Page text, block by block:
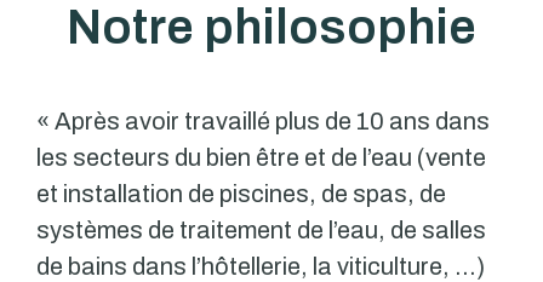
Notre philosophie
« Après avoir travaillé plus de 10 ans dans
les secteurs du bien être et de l’eau (vente
et installation de piscines, de spas, de
systèmes de traitement de l’eau, de salles
de bains dans l’hôtellerie, la viticulture, …)